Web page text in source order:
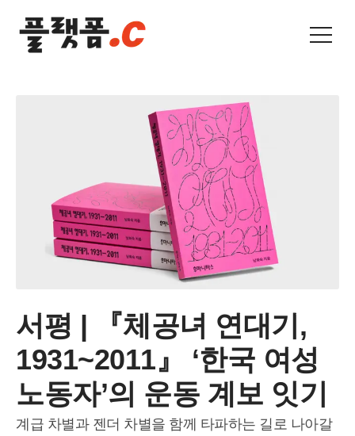
서평 | 『체공녀 연대기,
1931~2011』 ‘한국 여성
노동자’의 운동 계보 잇기
계급 차별과 젠더 차별을 함께 타파하는 길로 나아갈